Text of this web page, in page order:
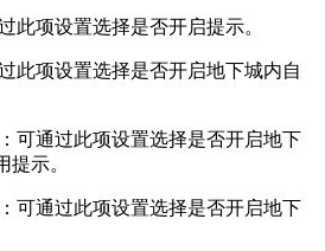
此项设置选择是否开启提示。
此项设置选择是否开启地下城内自
可通过此项设置选择是否开启地下
示。
可通过此项设置选择是否开启地下